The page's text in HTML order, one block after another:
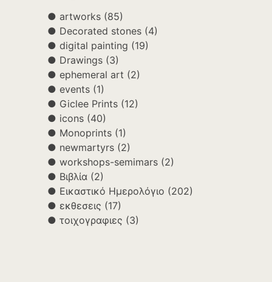
artworks (85)
Decorated stones (4)
digital painting (19)
Drawings (3)
ephemeral art (2)
events (1)
Giclee Prints (12)
icons (40)
Monoprints (1)
newmartyrs (2)
workshops-semimars (2)
Βιβλία (2)
Εικαστικό Ημερολόγιο (202)
εκθεσεις (17)
τοιχογραφιες (3)